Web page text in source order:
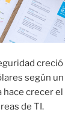
creció
según un
crecer el
de TI.